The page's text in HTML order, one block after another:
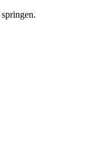
springen.